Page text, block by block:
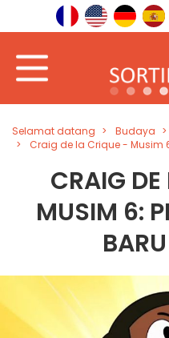
Selamat datang Budaya
Craig de la Crique - Musim
CRAIG
MUSIM 6: